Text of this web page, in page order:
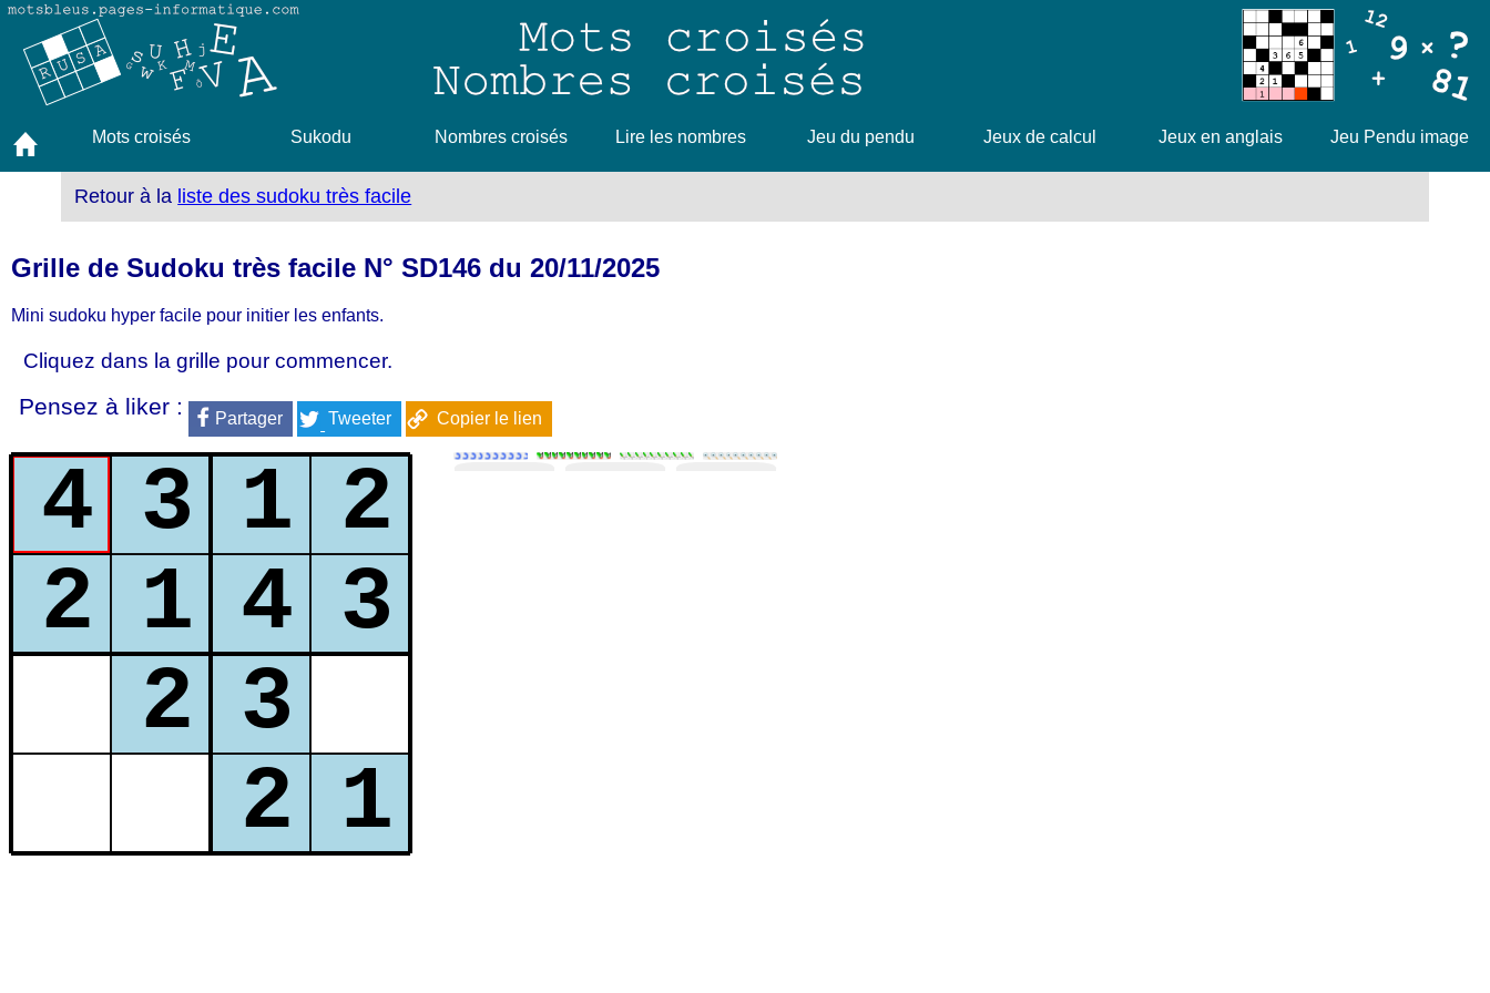
Mots croisés Sukodu Nombres croisés Lire les nombres Jeu du pendu Jeux de calcul Jeux en anglais Jeu Pendu image
Retour à la liste des sudoku très facile
Grille de Sudoku très facile N° SD146 du 20/11/2025
Mini sudoku hyper facile pour initier les enfants.
Cliquez dans la grille pour commencer.
Pensez à liker : Partager Tweeter Copier le lien